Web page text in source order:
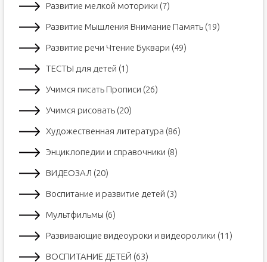
Развитие мелкой моторики (7)
Развитие Мышления Внимание Память (19)
Развитие речи Чтение Буквари (49)
ТЕСТЫ для детей (1)
Учимся писать Прописи (26)
Учимся рисовать (20)
Художественная литература (86)
Энциклопедии и справочники (8)
ВИДЕОЗАЛ (20)
Воспитание и развитие детей (3)
Мультфильмы (6)
Развивающие видеоуроки и видеоролики (11)
ВОСПИТАНИЕ ДЕТЕЙ (63)